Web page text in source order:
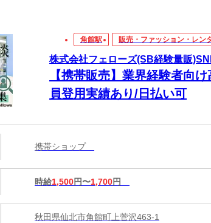
角館駅 販売・ファッション・レン
株式会社フェローズ(SB経験量販
【携帯販売】業界経験者向
員登用実績あり/日払い可
携帯ショップ
時給1,500円〜1,700円
秋田県仙北市角館町上菅沢463-1